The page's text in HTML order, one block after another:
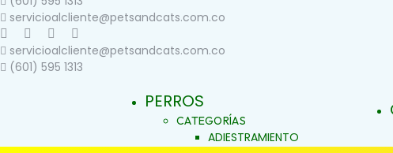
servicioalcliente@petsandcats.com.co
servicioalcliente@petsandcats.com.co
(601) 595 1313
PERROS
CATEGORÍAS
ADIESTRAMIENTO